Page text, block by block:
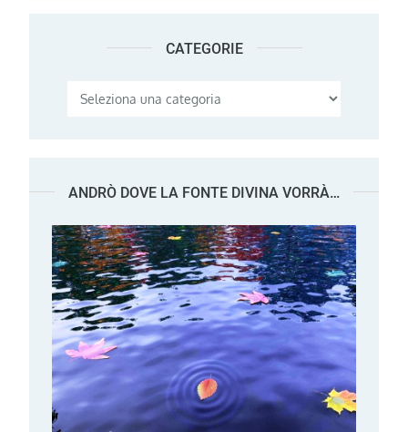
CATEGORIE
Categorie
ANDRÒ DOVE LA FONTE DIVINA VORRÀ…